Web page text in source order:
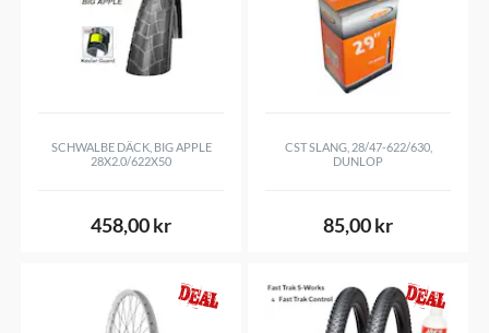
SCHWALBE DÄCK, BIG APPLE
28X2.0/622X50
458,00 kr
CST SLANG, 28/47-622/630,
DUNLOP
85,00 kr